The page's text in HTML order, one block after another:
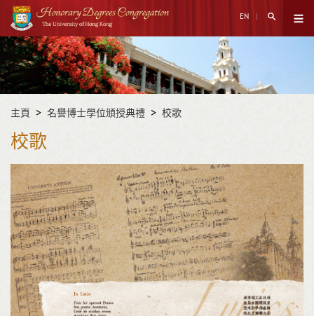
主
內
容
EN 搜尋打開
打開
開
始
內
容
主頁 名譽博士學位頒授典禮 校歌
校歌